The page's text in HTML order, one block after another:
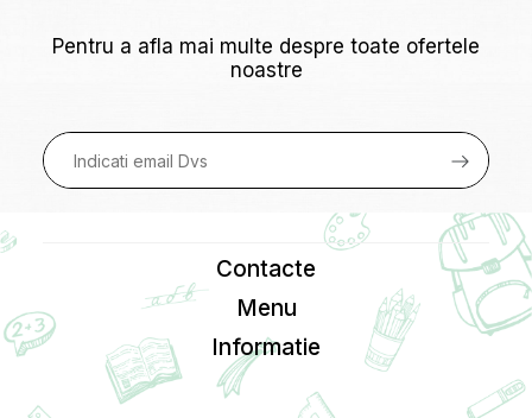
Pentru a afla mai multe despre toate ofertele
noastre
Contacte
Menu
Informatie